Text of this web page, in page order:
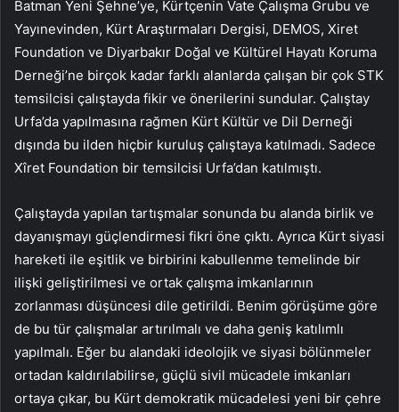
Batman Yeni Şehne’ye, Kürtçenin Vate Çalışma Grubu ve
Yayınevinden, Kürt Araştırmaları Dergisi, DEMOS, Xiret
Foundation ve Diyarbakır Doğal ve Kültürel Hayatı Koruma
Derneği’ne birçok kadar farklı alanlarda çalışan bir çok STK
temsilcisi çalıştayda fikir ve önerilerini sundular. Çalıştay
Urfa’da yapılmasına rağmen Kürt Kültür ve Dil Derneği
dışında bu ilden hiçbir kuruluş çalıştaya katılmadı. Sadece
Xîret Foundation bir temsilcisi Urfa’dan katılmıştı.
Çalıştayda yapılan tartışmalar sonunda bu alanda birlik ve
dayanışmayı güçlendirmesi fikri öne çıktı. Ayrıca Kürt siyasi
hareketi ile eşitlik ve birbirini kabullenme temelinde bir
ilişki geliştirilmesi ve ortak çalışma imkanlarının
zorlanması düşüncesi dile getirildi. Benim görüşüme göre
de bu tür çalışmalar artırılmalı ve daha geniş katılımlı
yapılmalı. Eğer bu alandaki ideolojik ve siyasi bölünmeler
ortadan kaldırılabilirse, güçlü sivil mücadele imkanları
ortaya çıkar, bu Kürt demokratik mücadelesi yeni bir çehre